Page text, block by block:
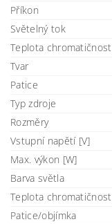
Příkon
Světelný tok
Teplota
Tvar
Patice
Typ zdroje
Rozměry
Vstupní napětí [V]
Max. výkon [W]
Barva světla
Teplota
Patice/objímka